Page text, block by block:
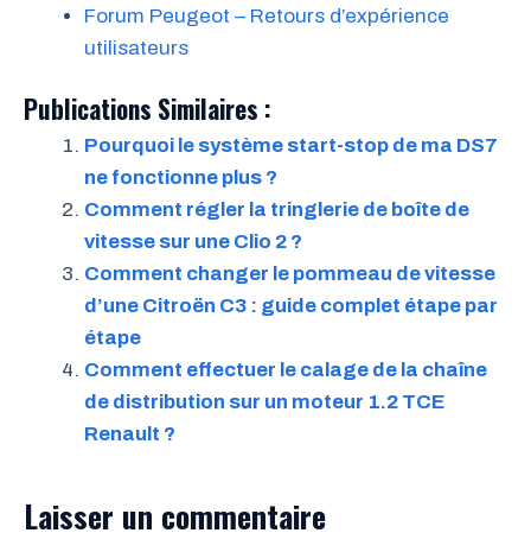
Forum Peugeot – Retours d’expérience
utilisateurs
Publications Similaires :
Pourquoi le système start-stop de ma DS7
ne fonctionne plus ?
Comment régler la tringlerie de boîte de
vitesse sur une Clio 2 ?
Comment changer le pommeau de vitesse
d’une Citroën C3 : guide complet étape par
étape
Comment effectuer le calage de la chaîne
de distribution sur un moteur 1.2 TCE
Renault ?
Laisser un commentaire